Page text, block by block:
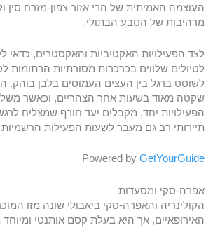
העוצמה האמיתית של הרי אזור צפון-מזרח סין
מרהיבות של הטבע הבתולי.
לצד הפעילויות האקטיביות והאקסטרים, כדאי
לטיולים שלווים בכרכרות מסורתיות הרתומות
לשוטט ברגל בין העצים העמוסים בלבן בוהק.
שקטה מאוד בשעות אחר הצהריים, וכאשר
הפעילויות יחד, מקבלים יעד חורף שמצליח
תיירותי רב גם מעבר לשעות הפעילות
Powered by GetYourGuide
אפרה-סקי ומסעדות
הקולינריה והאפרה-סקי ביאבולי שונה מזו
האירופאיים, אך היא בעלת קסם אותנטי